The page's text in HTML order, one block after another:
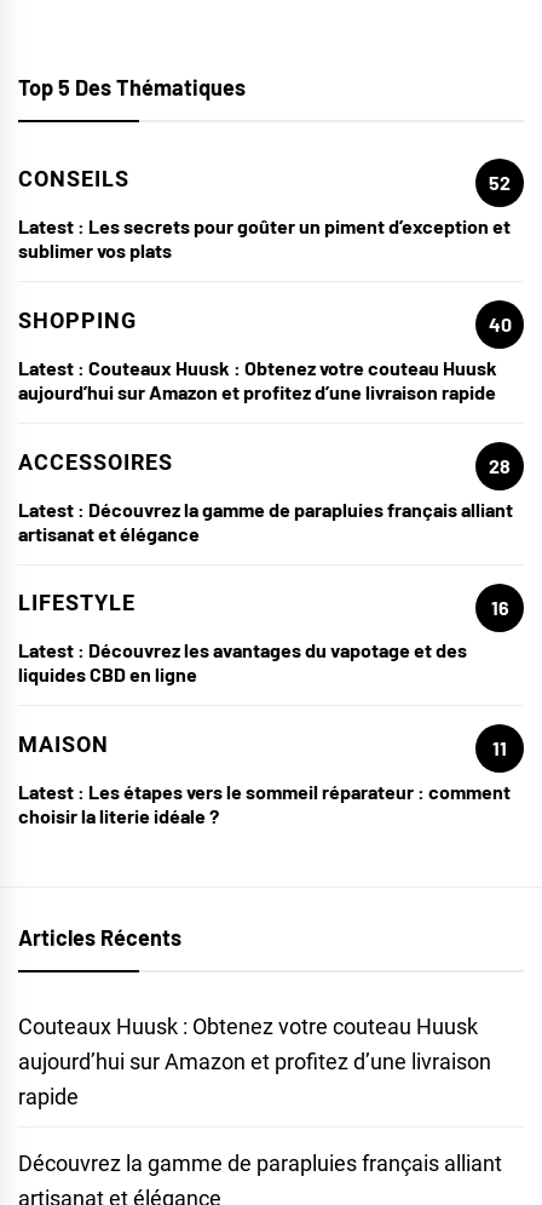
Top 5 Des Thématiques
CONSEILS
52
Latest : Les secrets pour goûter un piment d’exception et
sublimer vos plats
SHOPPING
40
Latest : Couteaux Huusk : Obtenez votre couteau Huusk
aujourd’hui sur Amazon et profitez d’une livraison rapide
ACCESSOIRES
28
Latest : Découvrez la gamme de parapluies français alliant
artisanat et élégance
LIFESTYLE
16
Latest : Découvrez les avantages du vapotage et des
liquides CBD en ligne
MAISON
11
Latest : Les étapes vers le sommeil réparateur : comment
choisir la literie idéale ?
Articles Récents
Couteaux Huusk : Obtenez votre couteau Huusk
aujourd’hui sur Amazon et profitez d’une livraison
rapide
Découvrez la gamme de parapluies français alliant
artisanat et élégance